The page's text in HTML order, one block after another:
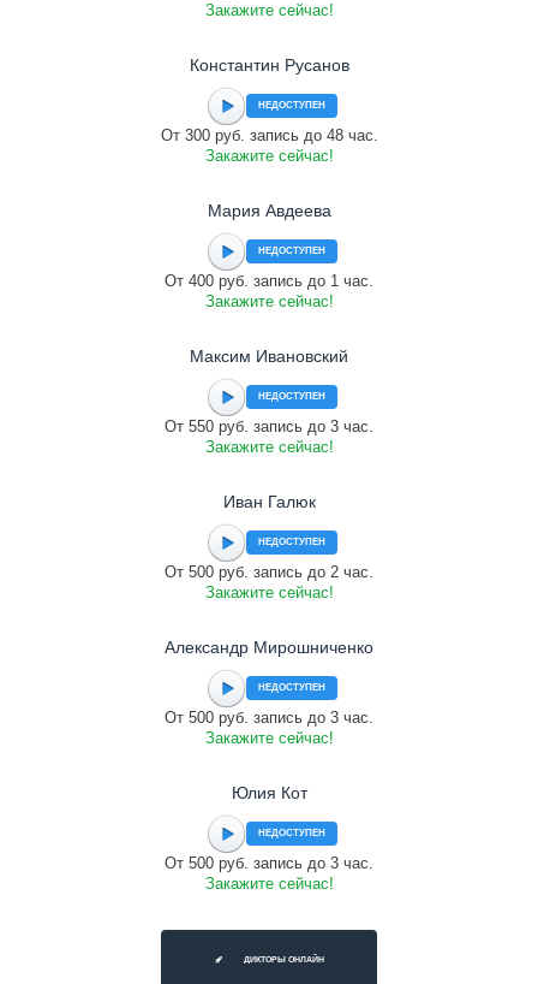
Закажите сейчас!
Константин Русанов
НЕДОСТУПЕН
От 300 руб. запись до 48 час.
Закажите сейчас!
Мария Авдеева
НЕДОСТУПЕН
От 400 руб. запись до 1 час.
Закажите сейчас!
Максим Ивановский
НЕДОСТУПЕН
От 550 руб. запись до 3 час.
Закажите сейчас!
Иван Галюк
НЕДОСТУПЕН
От 500 руб. запись до 2 час.
Закажите сейчас!
Александр Мирошниченко
НЕДОСТУПЕН
От 500 руб. запись до 3 час.
Закажите сейчас!
Юлия Кот
НЕДОСТУПЕН
От 500 руб. запись до 3 час.
Закажите сейчас!
ДИКТОРЫ ОНЛАЙН